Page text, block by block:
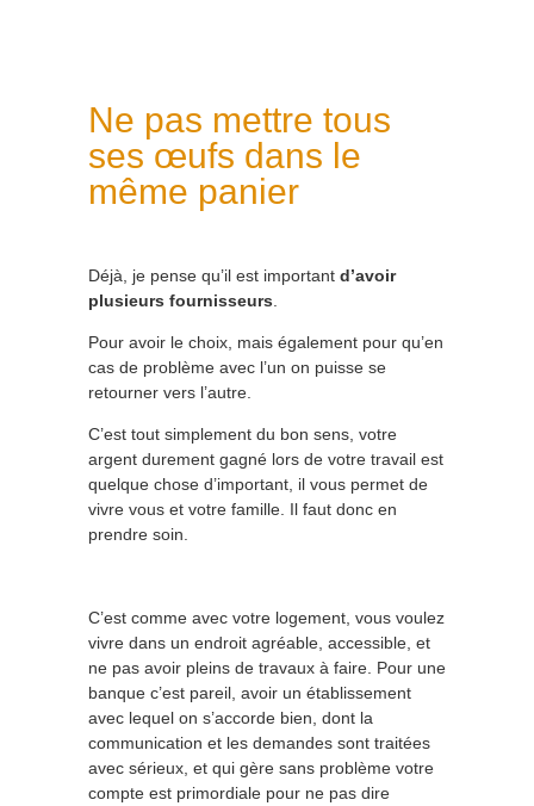
Ne pas mettre tous
ses œufs dans le
même panier
Déjà, je pense qu’il est important d’avoir
plusieurs fournisseurs
Pour avoir le choix, mais également pour qu’en
cas de problème avec l’un on puisse se
retourner vers l’autre.
C’est tout simplement du bon sens, votre
argent durement gagné lors de votre travail est
quelque chose d’important, il vous permet de
vivre vous et votre famille. Il faut donc en
prendre soin.
C’est comme avec votre logement, vous voulez
vivre dans un endroit agréable, accessible, et
ne pas avoir pleins de travaux à faire. Pour une
banque c’est pareil, avoir un établissement
avec lequel on s’accorde bien, dont la
communication et les demandes sont traitées
avec sérieux, et qui gère sans problème votre
compte est primordiale pour ne pas dire